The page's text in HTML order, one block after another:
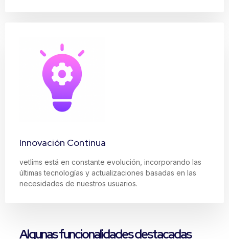
Innovación Continua
vetlims está en constante evolución, incorporando las
últimas tecnologías y actualizaciones basadas en las
necesidades de nuestros usuarios.
Algunas funcionalidades destacadas